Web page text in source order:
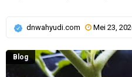
dnwahyudi.com Mei 23,
Blog